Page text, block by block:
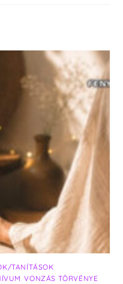
TANÍTÁSOK
,VONZÁS TÖRVÉNYE